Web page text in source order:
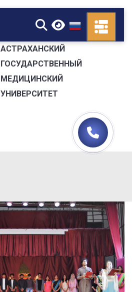
▼
АСТРАХАНСКИЙ
ГОСУДАРСТВЕННЫЙ
МЕДИЦИНСКИЙ
УНИВЕРСИТЕТ